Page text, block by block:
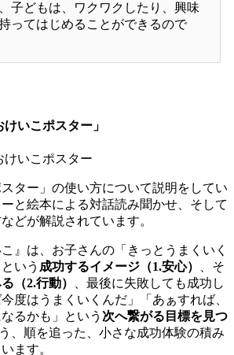
子どもは、ワクワクしたり、興味
ってはじめることができるので
けいこポスター」
スター」の使い方について説明をしてい
と絵本による対話読み聞かせ、そして
どが解説されています。
』は、お子さんの「きっとうまくいく
いう 成功するイメージ（1.安心）
、そ
（2.行動）
、最後に失敗しても成功し
度はうまくいくんだ」「あぁすれば、
るかも」という 次へ繋がる目標を見つ
、順を追った、小さな成功体験の積み
ます。